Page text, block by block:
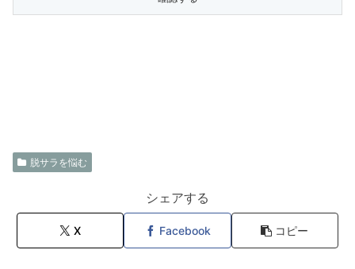
脱サラを悩む
シェアする
X Facebook コピー